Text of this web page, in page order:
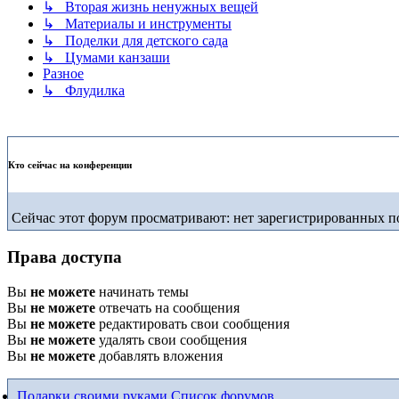
↳ Вторая жизнь ненужных вещей
↳ Материалы и инструменты
↳ Поделки для детского сада
↳ Цумами канзаши
Разное
↳ Флудилка
Кто сейчас на конференции
Сейчас этот форум просматривают: нет зарегистрированных
Права доступа
Вы не можете начинать темы
Вы не можете отвечать на сообщения
Вы не можете редактировать свои сообщения
Вы не можете удалять свои сообщения
Вы не можете добавлять вложения
Подарки своими руками Список форумов